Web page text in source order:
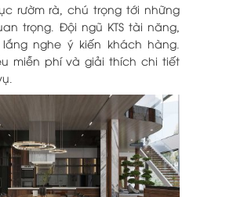
rườm rà, chú trọng tới những
trọng. Đội ngũ KTS tài năng,
nghe ý kiến khách hàng.
miễn phí và giải thích chi tiết